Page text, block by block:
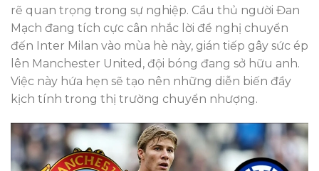
rẽ quan trọng trong sự nghiệp. Cầu thủ người Đan
Mạch đang tích cực cân nhắc lời đề nghị chuyển
đến Inter Milan vào mùa hè này, gián tiếp gây sức ép
lên Manchester United, đội bóng đang sở hữu anh.
Việc này hứa hẹn sẽ tạo nên những diễn biến đầy
kịch tính trong thị trường chuyển nhượng.